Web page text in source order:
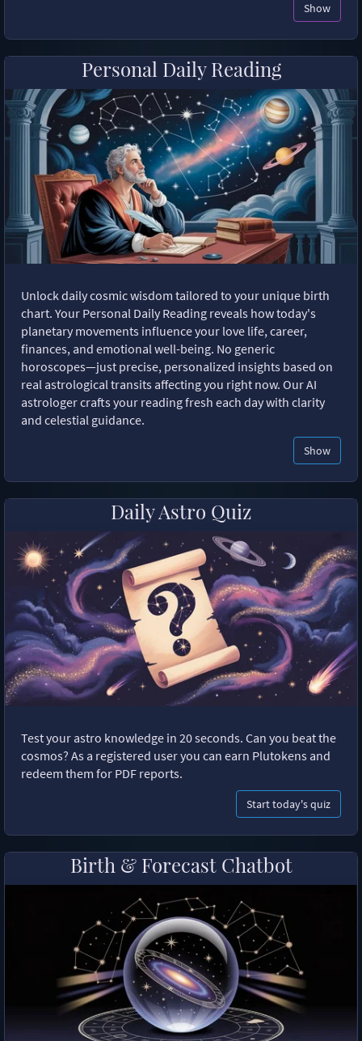
Show
Personal Daily Reading
Unlock daily cosmic wisdom tailored to your unique birth
chart. Your Personal Daily Reading reveals how today's
planetary movements influence your love life, career,
finances, and emotional well-being. No generic
horoscopes—just precise, personalized insights based on
real astrological transits affecting you right now. Our AI
astrologer crafts your reading fresh each day with clarity
and celestial guidance.
Show
Daily Astro Quiz
Test your astro knowledge in 20 seconds. Can you beat the
cosmos? As a registered user you can earn Plutokens and
redeem them for PDF reports.
Start today's quiz
Birth & Forecast Chatbot